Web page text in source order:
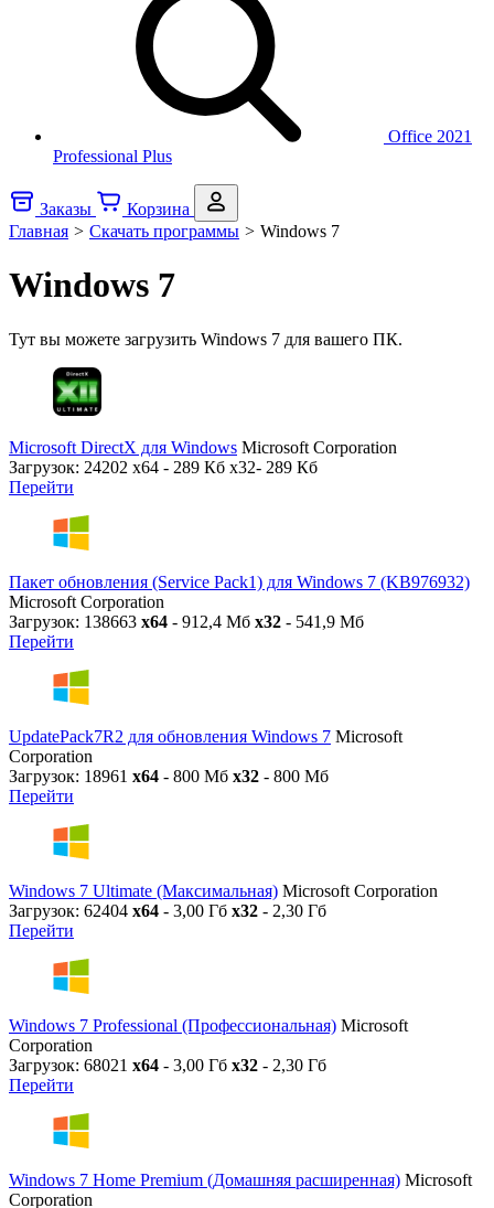
Office 2021
Professional Plus
Заказы
Корзина
Главная > Скачать программы > Windows 7
Windows 7
Тут вы можете загрузить Windows 7 для вашего ПК.
Microsoft DirectX для Windows Microsoft Corporation
Загрузок: 24202 x64 - 289 Кб x32- 289 Кб
Перейти
Пакет обновления (Service Pack1) для Windows 7 (KB976932)
Microsoft Corporation
Загрузок: 138663 x64 - 912,4 Мб x32 - 541,9 Мб
Перейти
UpdatePack7R2 для обновления Windows 7 Microsoft
Corporation
Загрузок: 18961 x64 - 800 Мб x32 - 800 Мб
Перейти
Windows 7 Ultimate (Максимальная) Microsoft Corporation
Загрузок: 62404 x64 - 3,00 Гб x32 - 2,30 Гб
Перейти
Windows 7 Professional (Профессиональная) Microsoft
Corporation
Загрузок: 68021 x64 - 3,00 Гб x32 - 2,30 Гб
Перейти
Windows 7 Home Premium (Домашняя расширенная) Microsoft
Corporation